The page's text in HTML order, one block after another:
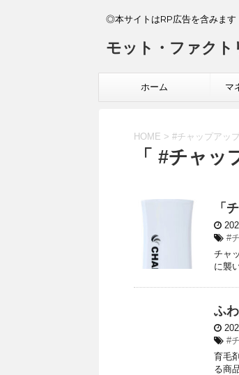
◎本サイトはRP広告を含み
モット・ファクト
ホーム マ
HOME > #チャップアップ
「 #チャ
「
#
チャ
に襲
ふ
#
育毛
る商